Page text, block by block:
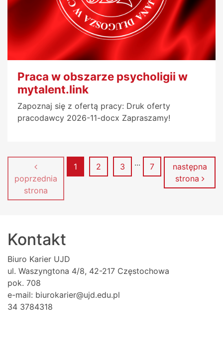
Praca w obszarze psycholigii w
mytalent.link
Zapoznaj się z ofertą pracy: Druk oferty
pracodawcy 2026-11-docx Zapraszamy!
poprzednia
strona
Strona
1 Strona
2 Strona
3 ... Strona
7
następna
strona
Kontakt
Biuro Karier UJD
ul. Waszyngtona 4/8, 42-217 Częstochowa
pok. 708
e-mail: biurokarier@ujd.edu.pl
34 3784318